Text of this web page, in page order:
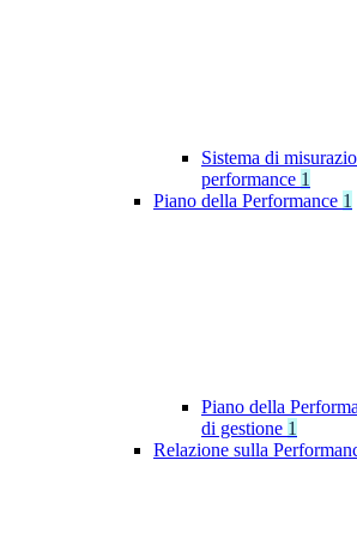
Sistema di
performance 1
Piano della Performance 1
Piano della
di gestione 1
Relazione sulla